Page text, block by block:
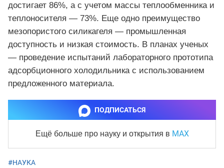
достигает 86%, а с учетом массы теплообменника и
теплоносителя — 73%. Еще одно преимущество
мезопористого силикагеля — промышленная
доступность и низкая стоимость. В планах ученых
— проведение испытаний лабораторного прототипа
адсорбционного холодильника с использованием
предложенного материала.
ПОДПИСАТЬСЯ
Ещё больше про науку и открытия в MAX
#НАУКА